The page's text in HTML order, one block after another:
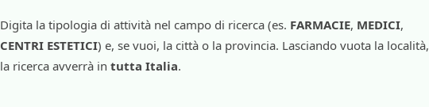
Digita la tipologia di attività nel campo di ricerca (es. FARMACIE, MEDICI,
CENTRI ESTETICI) e, se vuoi, la città o la provincia. Lasciando vuota la località,
la ricerca avverrà in tutta Italia.